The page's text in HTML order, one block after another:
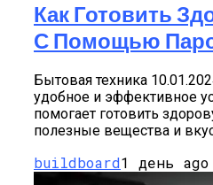
Как Готовить
С Помощью
Бытовая техника
удобное и эффективное
помогает готовить
полезные вещества и
buildboard1 день ago